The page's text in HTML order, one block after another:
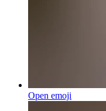
Open emoji